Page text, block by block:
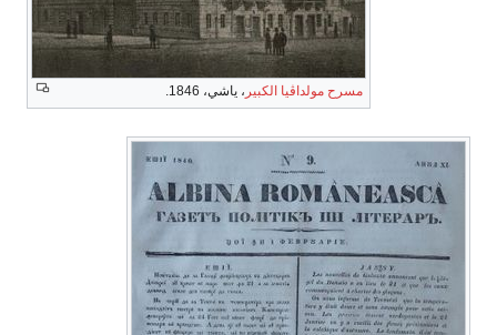
مسرح مولداڤيا الكبير ، ياشي، 1846.